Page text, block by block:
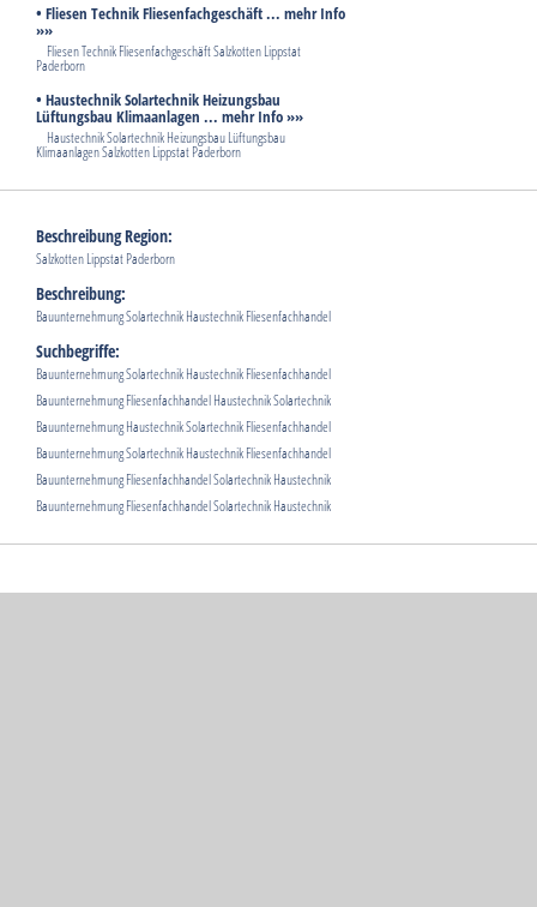
• Fliesen Technik Fliesenfachgeschäft ... mehr Info
»»
Fliesen Technik Fliesenfachgeschäft Salzkotten Lippstat
Paderborn
• Haustechnik Solartechnik Heizungsbau
Lüftungsbau Klimaanlagen ... mehr Info »»
Haustechnik Solartechnik Heizungsbau Lüftungsbau
Klimaanlagen Salzkotten Lippstat Paderborn
Beschreibung Region:
Salzkotten Lippstat Paderborn
Beschreibung:
Bauunternehmung Solartechnik Haustechnik Fliesenfachhandel
Suchbegriffe:
Bauunternehmung Solartechnik Haustechnik Fliesenfachhandel
Bauunternehmung Fliesenfachhandel Haustechnik Solartechnik
Bauunternehmung Haustechnik Solartechnik Fliesenfachhandel
Bauunternehmung Solartechnik Haustechnik Fliesenfachhandel
Bauunternehmung Fliesenfachhandel Solartechnik Haustechnik
Bauunternehmung Fliesenfachhandel Solartechnik Haustechnik